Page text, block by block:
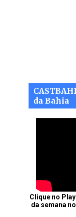
da Bahia
Clique no
da semana no